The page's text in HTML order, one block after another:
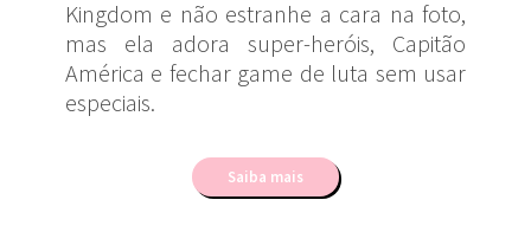
Kingdom e não estranhe a cara na foto,
mas ela adora super-heróis, Capitão
América e fechar game de luta sem usar
especiais.
Saiba mais